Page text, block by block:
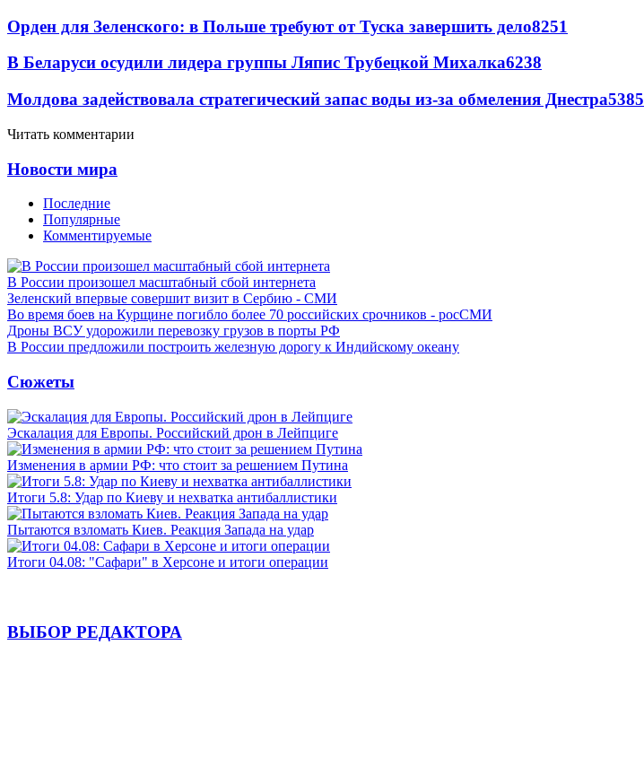
Орден для Зеленского: в Польше требуют от Туска завершить дело8251
В Беларуси осудили лидера группы Ляпис Трубецкой Михалка6238
Молдова задействовала стратегический запас воды из-за обмеления Днестра5385
Читать комментарии
Новости мира
Последние
Популярные
Комментируемые
В России произошел масштабный сбой интернета
Зеленский впервые совершит визит в Сербию - СМИ
Во время боев на Курщине погибло более 70 российских срочников - росСМИ
Дроны ВСУ удорожили перевозку грузов в порты РФ
В России предложили построить железную дорогу к Индийскому океану
Сюжеты
Эскалация для Европы. Российский дрон в Лейпциге
Изменения в армии РФ: что стоит за решением Путина
Итоги 5.8: Удар по Киеву и нехватка антибаллистики
Пытаются взломать Киев. Реакция Запада на удар
Итоги 04.08: "Сафари" в Херсоне и итоги операции
ВЫБОР РЕДАКТОРА